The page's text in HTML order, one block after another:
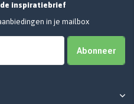
de inspiratiebrief
in je mailbox
Abonneer